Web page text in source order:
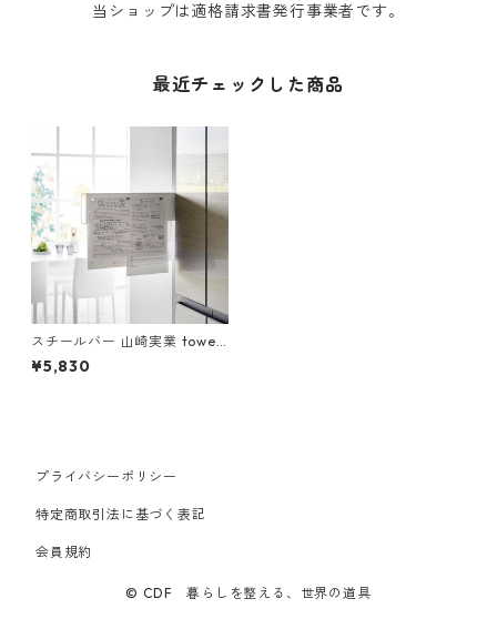
当ショップは適格請求書発行事業者です。
最近チェックした商品
スチールバー 山崎実業 tower
タワー マグネット冷蔵庫横隠
せるスライドスチールパネル
¥5,830
プライバシーポリシー
特定商取引法に基づく表記
会員規約
© CDF 暮らしを整える、世界の道具